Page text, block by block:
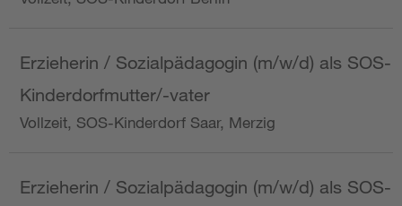
Erzieherin / Sozialpädagogin (m/w/d) als SOS-
Kinderdorfmutter/-vater
Vollzeit, SOS-Kinderdorf Saar, Merzig
Erzieherin / Sozialpädagogin (m/w/d) als SOS-